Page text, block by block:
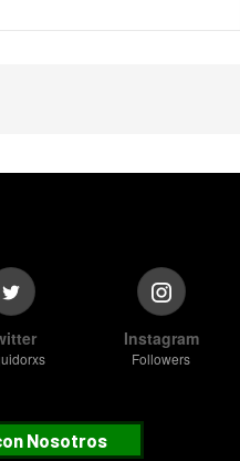
Instagram
Followers
Nosotros